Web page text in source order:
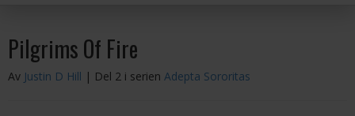
Pilgrims Of Fire
Av Justin D Hill | Del 2 i serien Adepta Sororitas